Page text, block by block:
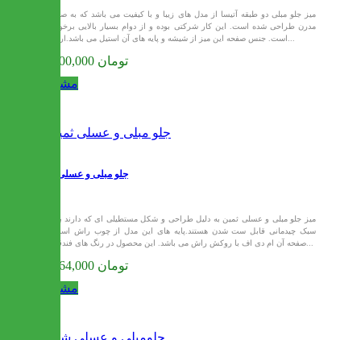
میز جلو مبلی دو طبقه آتیسا از مدل های زیبا و با کیفیت می باشد که به صورت
مدرن طراحی شده است. این کار شرکتی بوده و از دوام بسیار بالایی برخوردار
52,800,000 تومان
مشاهده
جلو مبلی و عسلی ثمین
میز جلو مبلی و عسلی ثمین به دلیل طراحی و شکل مستطیلی ای که دارند با هر
سبک چیدمانی قابل ست شدن هستند.پایه های این مدل از چوب راش است و
صفحه آن ام دی اف با روکش راش می باشد. این محصول در رنگ های فندقی و...
52,164,000 تومان
مشاهده